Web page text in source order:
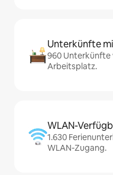
Unterkünfte
960 Unterkünfte
Arbeitsplatz.
WLAN-
1.630
WLAN-Zugang.